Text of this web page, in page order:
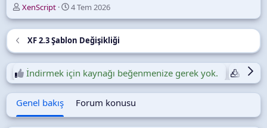
Y
a
z
XenScript
O
l
u
ş
r
u
l
m
4 Tem 2026
XF 2.3 Şablon Değişikliği
İndirmek için kaynağı beğenmenize gerek yok.
Genel bakış Forum konusu